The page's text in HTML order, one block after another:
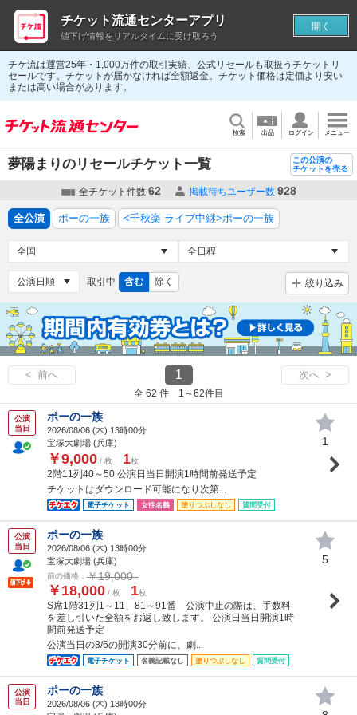
チケ流は運営25年・1,000万件の取引実績、公式リセールも取扱うチケットリ
セールです。チケットが届かなければ全額返金。チケット価格は定価より安い
または高い場合があります。
検索 出品 ログイン メニュー
夢陽まりのリセールチケット一覧
この公演の
チケットを売る
全チケット件数 62 掲載待ちユーザー数 928
全公演 ポーの一族 <千秋楽 ライブ中継>ポーの一族
取引中 含む 除く 絞り込み
< 前へ 1 次へ >
全 62 件 1～62件目
公演
当日
ポーの一族
2026/08/06 (木) 13時00分
宝塚大劇場 (兵庫)
￥9,000 / 枚 1枚
2階11列40～50 公演日当日開演1時間前発送予定
チケットはダウンロード可能になり次第...
電子チケット 女性名義 塗りつぶしなし 質問受付
1
公演
当日
ポーの一族
2026/08/06 (木) 13時00分
宝塚大劇場 (兵庫)
前の価格： ￥19,000
￥18,000 / 枚 1枚
S席1階31列1～11、81～91番 公演中止の際は、手数料
を差し引いた全額をお返し致します。 公演日当日開演1時
間前発送予定
公演当日の8/6の開演30分前に、劇...
電子チケット 名義記載なし 塗りつぶしなし 質問受付
5
公演
当日
ポーの一族
2026/08/06 (木) 13時00分
チケット流通センターアプリ
値下げ情報をリアルタイムに受け取ろう
開く